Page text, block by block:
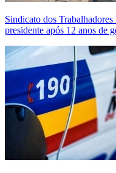
Sindicato dos
presidente após 12 anos de